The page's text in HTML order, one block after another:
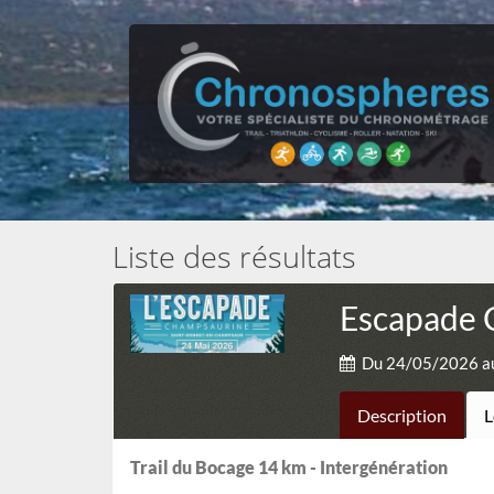
Liste des résultats
Escapade
Du 24/05/2026
Description
Trail du Bocage 14 km - Intergénération